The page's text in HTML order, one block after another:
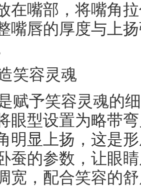
在嘴部，将嘴角
嘴唇的厚度与上
笑容灵魂
赋予笑容灵魂的
眼型设置为略带
明显上扬，这是
蚕的参数，让眼
宽，配合笑容的